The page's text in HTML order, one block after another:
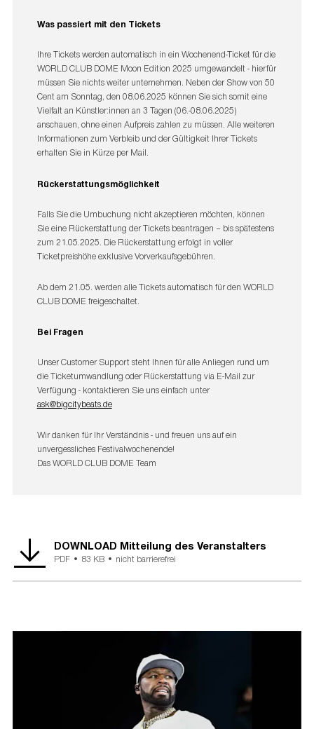
Was passiert mit den Tickets
Ihre Tickets werden automatisch in ein Wochenend-Ticket für die
WORLD CLUB DOME Moon Edition 2025 umgewandelt - hierfür
müssen Sie nichts weiter unternehmen. Neben der Show von 50
Cent am Sonntag, den 08.06.2025 können Sie sich somit eine
Vielfalt an Künstler:innen an 3 Tagen (06.-08.06.2025)
anschauen, ohne einen Aufpreis zahlen zu müssen. Alle weiteren
Informationen zum Verbleib und der Gültigkeit Ihrer Tickets
erhalten Sie in Kürze per Mail.
Rückerstattungsmöglichkeit
Falls Sie die Umbuchung nicht akzeptieren möchten, können
Sie eine Rückerstattung der Tickets beantragen – bis spätestens
zum 21.05.2025. Die Rückerstattung erfolgt in voller
Ticketpreishöhe exklusive Vorverkaufsgebühren.
Ab dem 21.05. werden alle Tickets automatisch für den WORLD
CLUB DOME freigeschaltet.
Bei Fragen
Unser Customer Support steht Ihnen für alle Anliegen rund um
die Ticketumwandlung oder Rückerstattung via E-Mail zur
Verfügung - kontaktieren Sie uns einfach unter
ask@bigcitybeats.de
Wir danken für Ihr Verständnis - und freuen uns auf ein
unvergessliches Festivalwochenende!
Das WORLD CLUB DOME Team
DOWNLOAD Mitteilung des Veranstalters
PDF • 83 KB • nicht barrierefrei